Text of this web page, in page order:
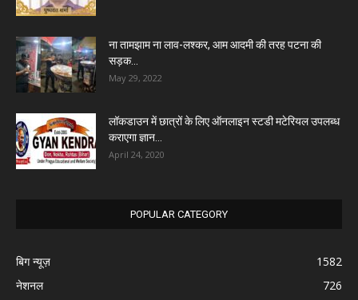
ना तामझाम ना लाव-लश्कर, आम आदमी की तरह पटना की
सड़क...
May 29, 2022
लॉकडाउन में छात्रों के लिए ऑनलाइन स्टडी मटेरियल उपलब्ध
कराएगा ज्ञान...
April 24, 2020
POPULAR CATEGORY
बिग न्यूज़
1582
नेशनल
726